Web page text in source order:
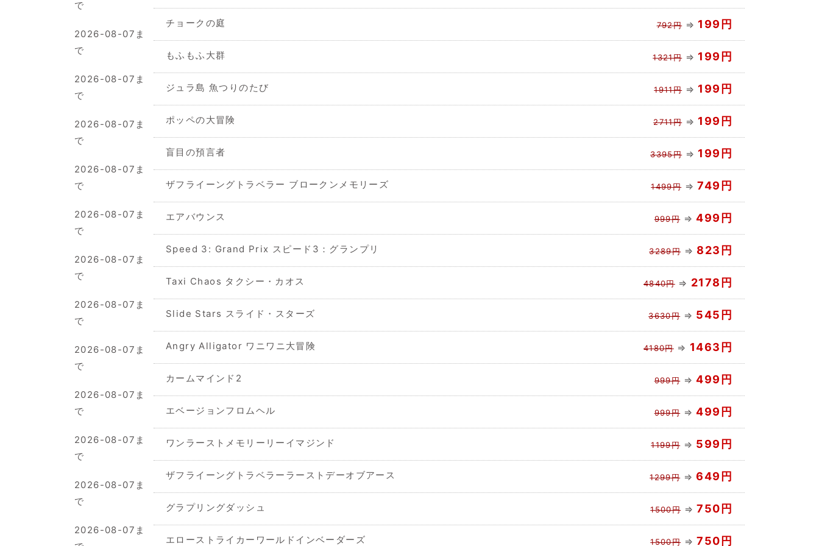
で
2026-08-07ま
で
2026-08-07ま
で
2026-08-07ま
で
2026-08-07ま
で
2026-08-07ま
で
2026-08-07ま
で
2026-08-07ま
で
チョークの庭 792円⇒ 199円
2026-08-07ま
で
もふもふ大群 1321円⇒ 199円
2026-08-07ま
で
ジュラ島 魚つりのたび 1911円⇒ 199円
2026-08-07ま
で
ポッペの大冒険 2711円⇒ 199円
2026-08-07ま
で
盲目の預言者 3395円⇒ 199円
2026-08-07ま
ザフライーングトラベラー ブロークンメモリーズ 1499円⇒749円
エアバウンス 999円⇒499円
Speed 3: Grand Prix スピード3：グランプリ 3289円⇒ 823円
Taxi Chaos タクシー・カオス 4840円⇒ 2178円
Slide Stars スライド・スターズ 3630円⇒ 545円
Angry Alligator ワニワニ大冒険 4180円⇒ 1463円
カームマインド2 999円⇒499円
エベージョンフロムヘル 999円⇒499円
ワンラーストメモリーリーイマジンド 1199円⇒ 599円
ザフライーングトラベラーラーストデーオブアース 1299円⇒649円
グラプリングダッシュ 1500円⇒750円
エローストライカーワールドインベーダーズ 1500円⇒750円